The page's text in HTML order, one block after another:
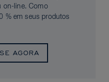
on-line. Como
% em seus produtos
AGORA